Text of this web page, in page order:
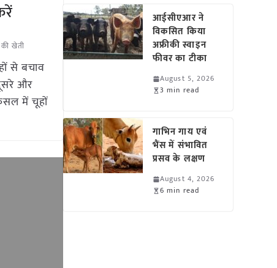
की खेती
से बचाव
और
में चूहों
आईसीएआर ने
विकसित किया
अफ्रीकी स्वाइन
फीवर का टीका
August 5, 2026
3 min read
गाभिन गाय एवं
भैंस में संभावित
प्रसव के लक्षण
August 4, 2026
6 min read